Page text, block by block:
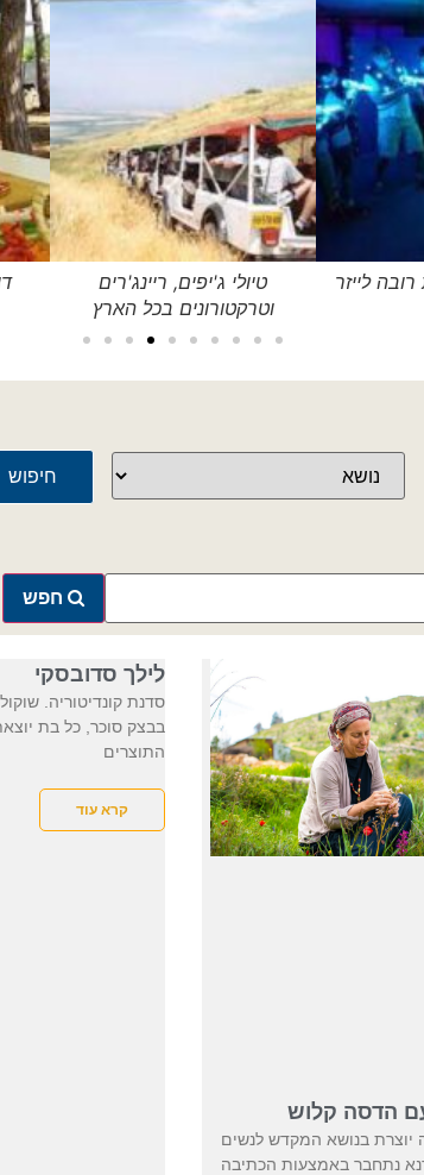
טיולי ג'יפים, ריינג'רים
וטרקטורונים בכל הארץ
לייזר
חיפוש
חפש
הדסה קלוש
יוצרת בנושא המקדש לנשים
נתחבר באמצעות הכתיבה
לילך סדובסקי
סדנת קונדיטוריה.
בבצק סוכר, כל בת
התוצרים
קרא עוד